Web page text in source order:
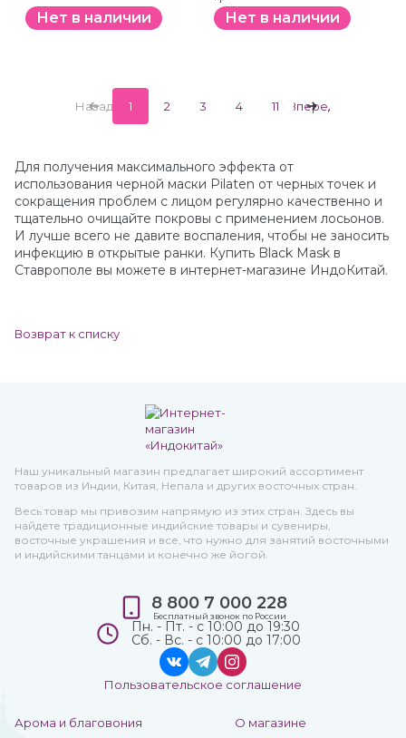
Нет в наличии Нет в наличии
Назад 1 2 3 4 11 Вперед
Для получения максимального эффекта от
использования черной маски Pilaten от черных точек и
сокращения проблем с лицом регулярно качественно и
тщательно очищайте покровы с применением лосьонов.
И лучше всего не давите воспаления, чтобы не заносить
инфекцию в открытые ранки. Купить Black Mask в
Ставрополе вы можете в интернет-магазине ИндоКитай.
Возврат к списку
Наш уникальный магазин предлагает широкий ассортимент
товаров из Индии, Китая, Непала и других восточных стран.
Весь товар мы привозим напрямую из этих стран. Здесь вы
найдете традиционные индийские товары и сувениры,
восточные украшения и все, что нужно для занятий восточными
и индийскими танцами и конечно же йогой.
Арома и благовония
О магазине
8 800 7 000 228
Бесплатный звонок по России
Пн. - Пт. - с 10:00 до 19:30
Сб. - Вс. - с 10:00 до 17:00
Пользовательское соглашение